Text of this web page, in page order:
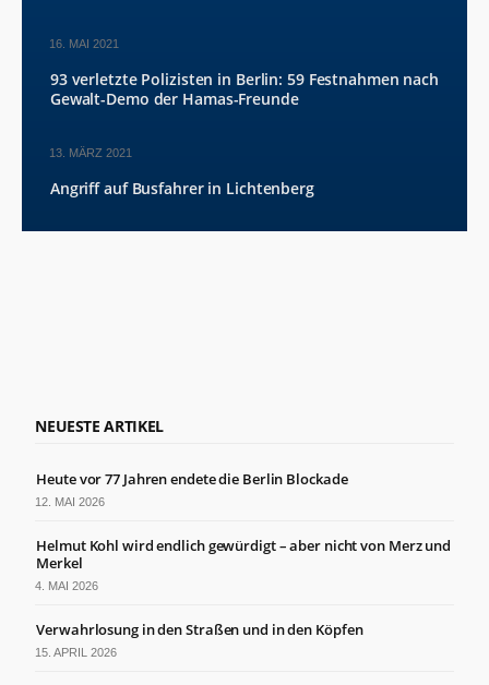
16. MAI 2021
93 verletzte Polizisten in Berlin: 59 Festnahmen nach
Gewalt-Demo der Hamas-Freunde
13. MÄRZ 2021
Angriff auf Busfahrer in Lichtenberg
NEUESTE ARTIKEL
Heute vor 77 Jahren endete die Berlin Blockade
12. MAI 2026
Helmut Kohl wird endlich gewürdigt – aber nicht von Merz und
Merkel
4. MAI 2026
Verwahrlosung in den Straßen und in den Köpfen
15. APRIL 2026